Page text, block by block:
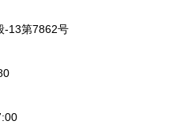
-13第7862号